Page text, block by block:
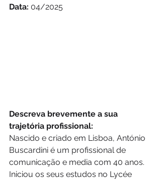
Data: 04/2025
Descreva brevemente a sua
trajetória profissional:
Nascido e criado em Lisboa, António
Buscardini é um profissional de
comunicação e media com 40 anos.
Iniciou os seus estudos no Lycée